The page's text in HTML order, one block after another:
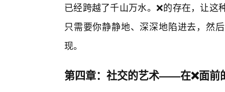
已经跨越了千山万水。❌的存在，让
只需要你静静地、深深地陷进去，然
现。
第四章：社交的艺术——在❌面前